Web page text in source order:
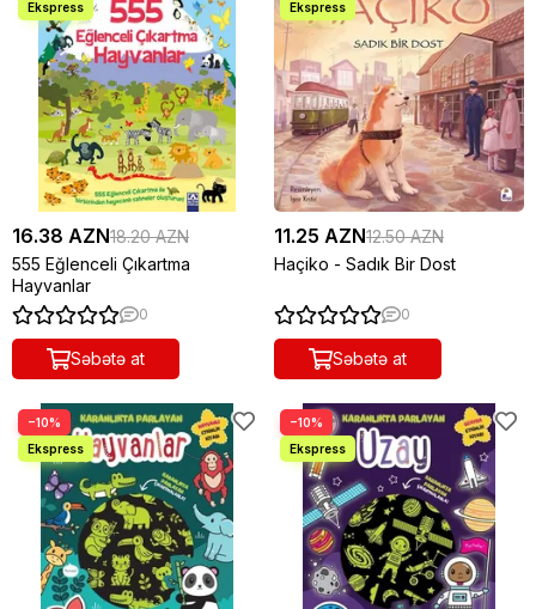
16.38 AZN18.20 AZN
555 Eğlenceli Çıkartma
Hayvanlar
0
Səbətə at
11.25 AZN12.50 AZN
Haçiko - Sadık Bir Dost
0
Səbətə at
−10% −10%